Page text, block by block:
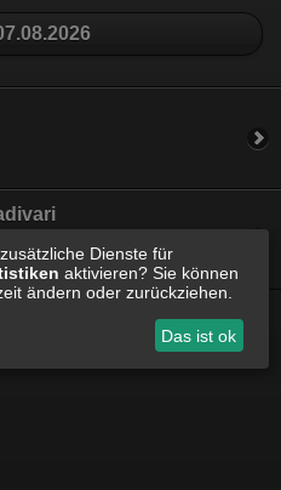
Cookie Einstellungen
Dienste für
aktivieren? Sie können
ändern oder zurückziehen.
Das ist ok